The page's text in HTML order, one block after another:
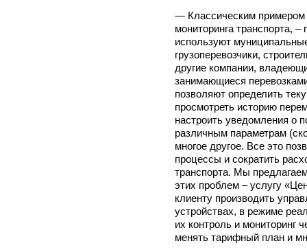
— Классическим
мониторинга транспорта,
используют
грузоперевозчики,
другие компании,
занимающиеся
позволяют определить
просмотреть историю
настроить уведомления о
различным параметрам
многое другое. Все это
процессы и сократить
транспорта. Мы
этих проблем – услугу
клиенту производить
устройствах, в режиме
их контроль и мониторинг
менять тарифный план и